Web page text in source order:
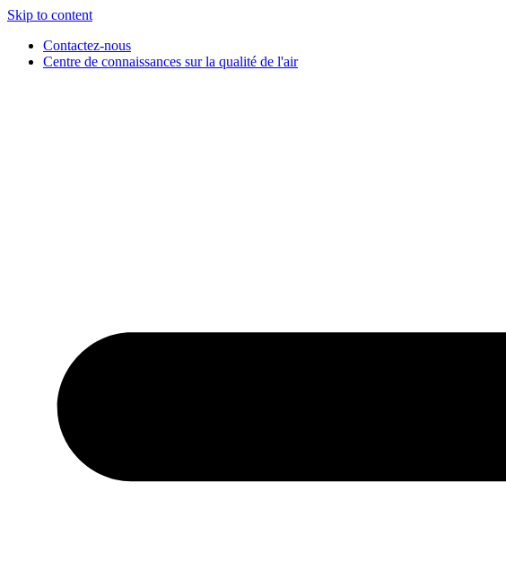
Skip to content
Contactez-nous
Centre de connaissances sur la qualité de l'air